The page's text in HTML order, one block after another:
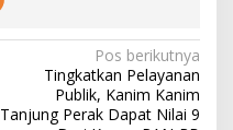
Pos berikutnya
Tingkatkan Pelayanan
Publik, Kanim Kanim
Tanjung Perak Dapat Nilai 9